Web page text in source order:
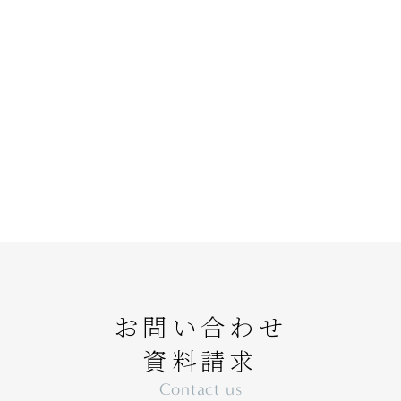
お問い合わせ
資料請求
Contact us